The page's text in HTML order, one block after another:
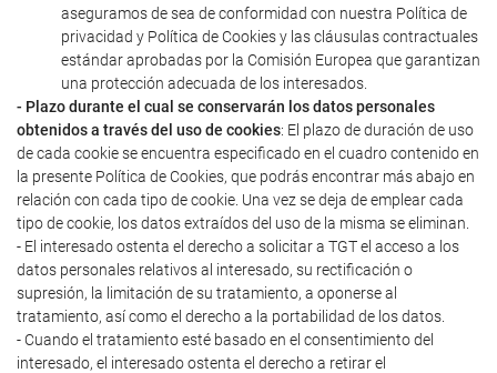
aseguramos de sea de conformidad con nuestra Política de
privacidad y Política de Cookies y las cláusulas contractuales
estándar aprobadas por la Comisión Europea que garantizan
una protección adecuada de los interesados.
- Plazo durante el cual se conservarán los datos personales
obtenidos a través del uso de cookies: El plazo de duración de uso
de cada cookie se encuentra especificado en el cuadro contenido en
la presente Política de Cookies, que podrás encontrar más abajo en
relación con cada tipo de cookie. Una vez se deja de emplear cada
tipo de cookie, los datos extraídos del uso de la misma se eliminan.
- El interesado ostenta el derecho a solicitar a TGT el acceso a los
datos personales relativos al interesado, su rectificación o
supresión, la limitación de su tratamiento, a oponerse al
tratamiento, así como el derecho a la portabilidad de los datos.
- Cuando el tratamiento esté basado en el consentimiento del
interesado, el interesado ostenta el derecho a retirar el